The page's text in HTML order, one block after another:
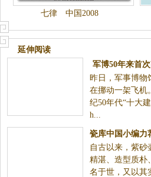
七律 中国2008
延伸阅读
军博50年来首
导人阅兵
昨日，军事博物
在挪动一架飞
纪50年代“十大
h...
瓷库中国小编力
有“文人三雅”
自古以来，紫砂
精湛、造型质朴
名于世，又以其